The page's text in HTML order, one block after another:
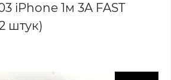
iPhone 1м 3A FAST
штук)